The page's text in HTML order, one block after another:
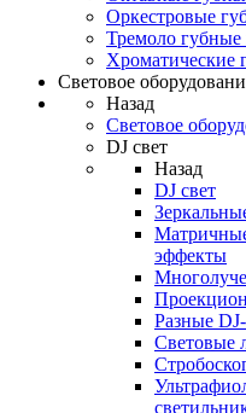
Оркестровые
Тремоло
Хроматические
Световое
Назад
Световое
DJ свет
Назад
DJ свет
эффекты
Разные
Световые